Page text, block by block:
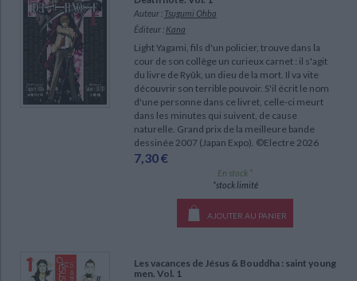
Bibliothèque de la Pléiade Critique et histoire littéraire
Classiques scolaires Littérature ancienne et médiévale
Littérature de voyage Audio - Livres lus
Littérature en version originale Humour
Ecologie - Environnement
Histoire de France
Histoire - Généralités Histoire des pays
Histoire ancienne Géographie
Danse Auteur : Tsugumi Ohba
Éditeur : Kana
Light Yagami, fils d'un policier, trouve dans la
cour de son collège un curieux carnet : il s'agit
du livre de Ryûk, un dieu de la mort. Il va vite
découvrir son terrible pouvoir. S'il écrit le nom
d'une personne dans ce livret, celle-ci meurt
dans les minutes qui suivent, de cause
naturelle. Grand prix de la meilleure bande
dessinée 2007 (Japan Expo). ©Electre 2026
7,30 €
En stock *
*stock limité
AJOUTER AU PANIER
Les vacances de Jésus & Bouddha : saint young
men. Vol. 1